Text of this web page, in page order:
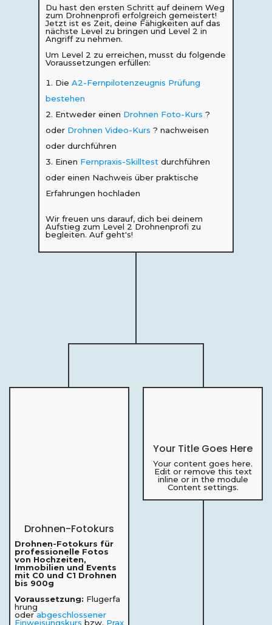
Du hast den ersten Schritt auf deinem Weg
zum Drohnenprofi erfolgreich gemeistert!
Jetzt ist es Zeit, deine Fähigkeiten auf das
nächste Level zu bringen und Level 2 in
Angriff zu nehmen.
Um Level 2 zu erreichen, musst du folgende
Voraussetzungen erfüllen:
DieA2-Fernpilotenzeugnis Prüfung
bestehen
Entweder einen Drohnen Foto-Kurs ?
oder Drohnen Video-Kurs ? nachweisen
oder durchführen
Einen Fernpraxis-Skilltest durchführen
oder einen Nachweis über praktische
Erfahrungen hochladen
Wir freuen uns darauf, dich bei deinem
Aufstieg zum Level 2 Drohnenprofi zu
begleiten. Auf geht's!
Drohnen-Fotokurs
Drohnen-Fotokurs für
professionelle Fotos
von Hochzeiten,
Immobilien und Events
mit C0 und C1 Drohnen
bis 900g
Voraussetzung: Flugerfa
hrung
oderabgeschlossener
Einweisungskurs bzw. Prax
Your Title Goes Here
Your content goes here.
Edit or remove this text
inline or in the module
Content settings.